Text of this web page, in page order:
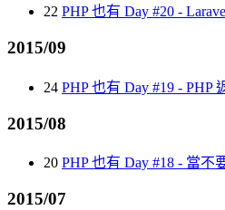
22 PHP 也有 Day #20 -
2015/09
24 PHP 也有 Day #19 -
2015/08
20 PHP 也有 Day #18 - 當不
2015/07